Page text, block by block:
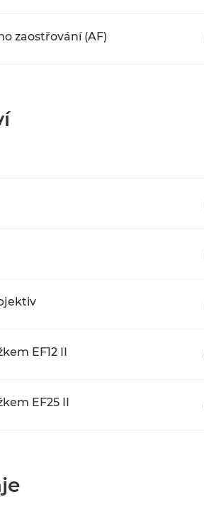
zaostřování (AF)
EF12 II
EF25 II